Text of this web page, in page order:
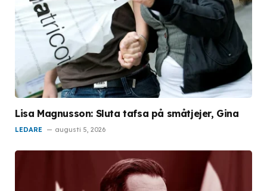
Lisa Magnusson: Sluta tafsa på småtjejer, Gina
LEDARE augusti 5, 2026